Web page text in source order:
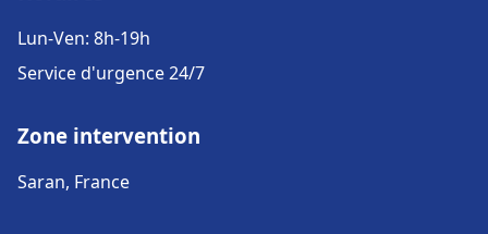
Lun-Ven: 8h-19h
Service d'urgence 24/7
Zone intervention
Saran, France